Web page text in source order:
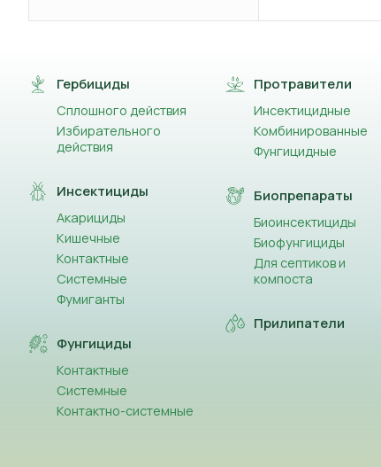
Гербициды
Сплошного действия
Избирательного
действия
Инсектициды
Акарициды
Кишечные
Контактные
Системные
Фумиганты
Фунгициды
Контактные
Системные
Контактно-системные
Протравители
Инсектицидные
Комбинированные
Фунгицидные
Биопрепараты
Биоинсектициды
Биофунгициды
Для септиков и
компоста
Прилипатели